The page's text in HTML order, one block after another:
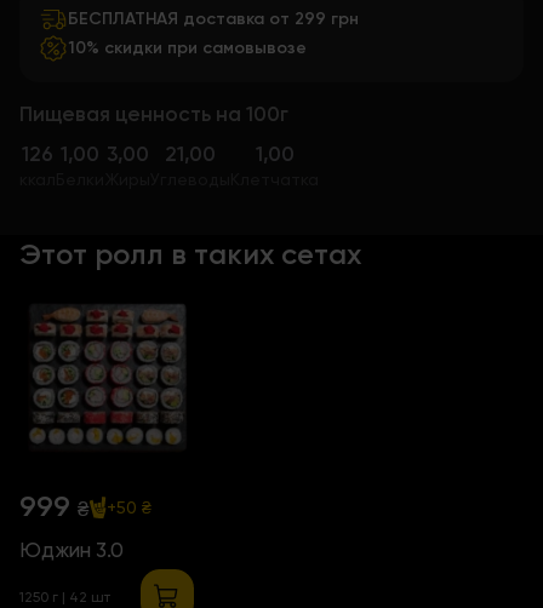
БЕСПЛАТНАЯ доставка от 299 грн
10% скидки при самовывозе
Пищевая ценность на 100г
126 1,00 3,00 21,00 1,00
Этот ролл в таких сетах
999 ₴ +50 ₴
Юджин 3.0
1250 г | 42 шт